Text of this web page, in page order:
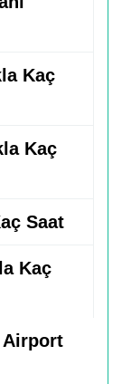
Kaç
Kaç
Saat
Kaç
Airport